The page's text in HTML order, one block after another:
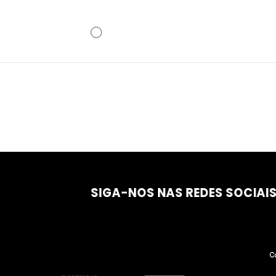
SIGA-NOS NAS REDES SOCIAIS